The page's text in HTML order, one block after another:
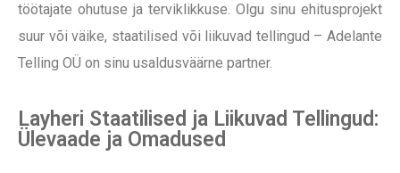
töötajate ohutuse ja terviklikkuse. Olgu sinu ehitusprojekt
suur või väike, staatilised või liikuvad tellingud – Adelante
Telling OÜ on sinu usaldusväärne partner.
Layheri Staatilised ja Liikuvad Tellingud:
Ülevaade ja Omadused